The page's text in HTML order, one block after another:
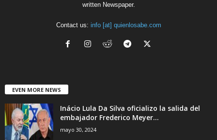
written Newspaper.
Contact us: info [at] quienlosabe.com
EVEN MORE NEWS
Inácio Lula Da Silva oficializo la salida del
embajador Frederico Meyer...
mayo 30, 2024